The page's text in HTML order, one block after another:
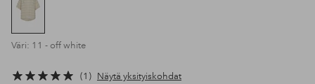
Väri: 11 - off white
1 Näytä yksityiskohdat